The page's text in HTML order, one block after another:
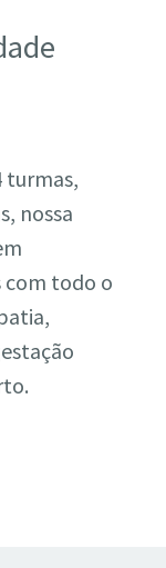
turmas,
nossa
todo o